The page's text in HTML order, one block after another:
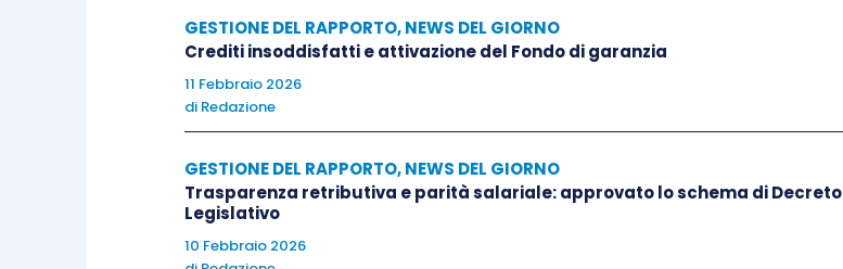
GESTIONE DEL RAPPORTO,NEWS DEL GIORNO
Crediti insoddisfatti e attivazione del Fondo di garanzia
11 Febbraio 2026
di Redazione
GESTIONE DEL RAPPORTO,NEWS DEL GIORNO
Trasparenza retributiva e parità salariale: approvato lo schema di Decreto
Legislativo
10 Febbraio 2026